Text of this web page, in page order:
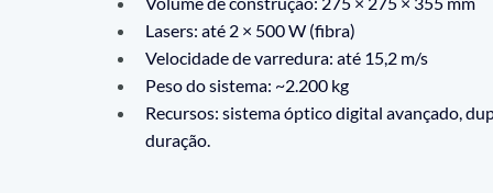
Lasers: até 2 × 500 W (fibra)
Velocidade de varredura: até 15,2 m/s
Peso do sistema: ~2.200 kg
Recursos: sistema óptico digital avançado,
duração.